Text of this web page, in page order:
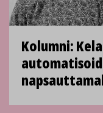
Kolumni: